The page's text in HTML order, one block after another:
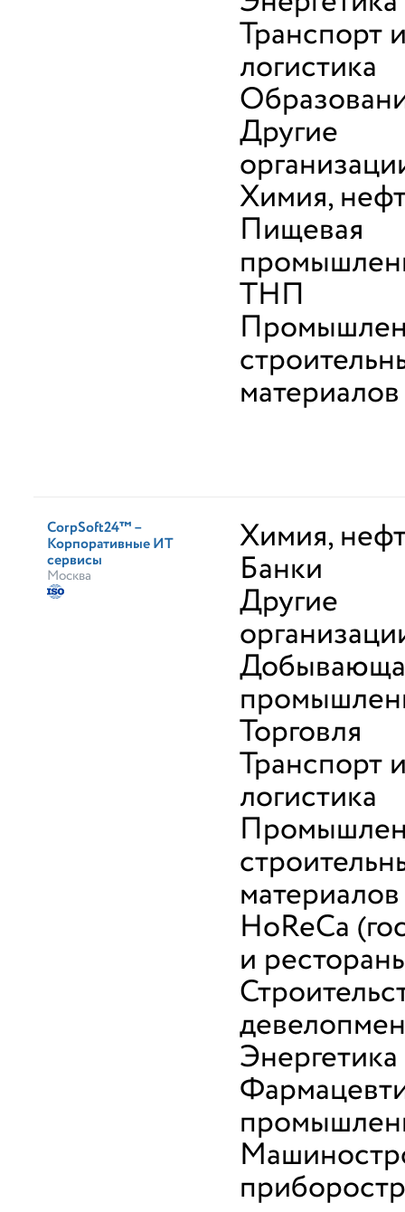
Транспорт
логистика
Другие
Химия,
Пищевая
ТНП
материалов
CorpSoft24™ –
Корпоративные ИТ
сервисы
Москва
Химия,
Банки
Другие
Торговля
Транспорт
логистика
материалов
HoReCa
и
Энергетика